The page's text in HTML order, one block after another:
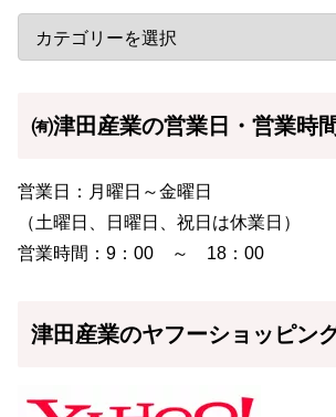
㈲津田産業の営業日・営業時
営業日：月曜日～金曜日
（土曜日、日曜日、祝日は休業日）
営業時間：9：00 ～ 18：00
津田産業のヤフーショッピン